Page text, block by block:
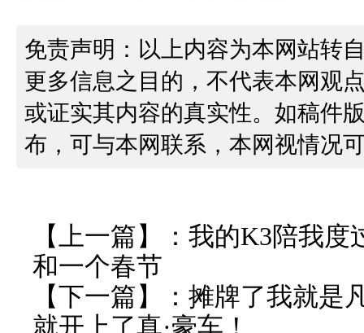
免责声明：以上内容为本网站转
更多信息之目的，不代表本网观
或证实其内容的真实性。如稿件
布，可与本网联系，本网视情况
【上一篇】： 我的K3陪我度
和一个春节
【下一篇】： 摊牌了我就是
就开上了真·豪车！